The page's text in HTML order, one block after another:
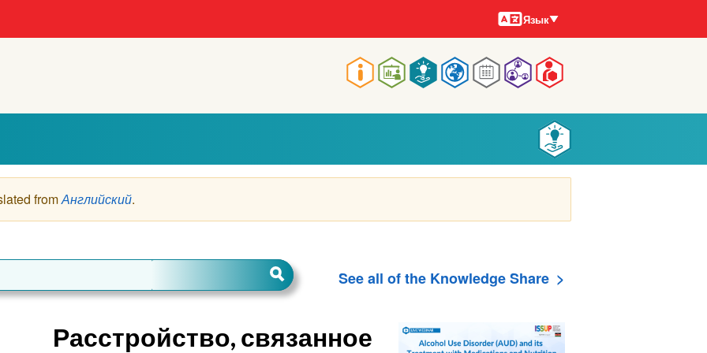
Main
navigation
Языки
Язык
fromАнглийский.
See all of the Knowledge Share
Расстройство, связанное